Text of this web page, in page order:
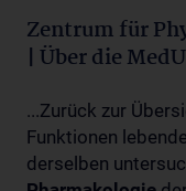
Zentrum für
| Über die
...Zurück zur
Funktionen
derselben